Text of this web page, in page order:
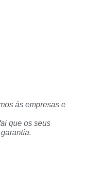
ás empresas e
que os seus